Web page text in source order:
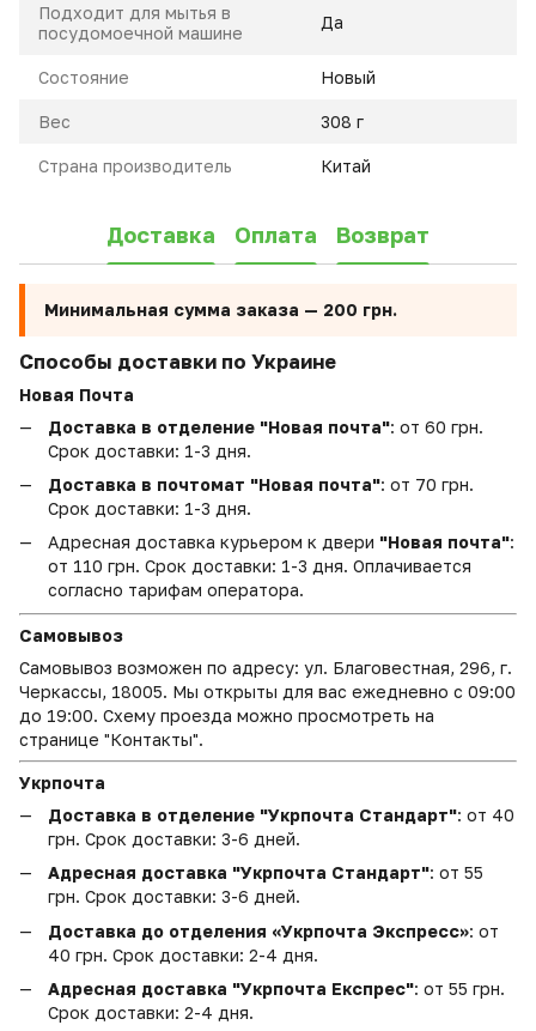
Подходит для мытья в
посудомоечной машине
Да
Состояние Новый
Вес 308 г
Страна производитель Китай
Доставка Оплата Возврат
Минимальная сумма заказа — 200 грн.
Способы доставки по Украине
Новая Почта
Доставка в отделение "Новая почта": от 60 грн.
Срок доставки: 1-3 дня.
Доставка в почтомат "Новая почта": от 70 грн.
Срок доставки: 1-3 дня.
Адресная доставка курьером к двери "Новая почта":
от 110 грн. Срок доставки: 1-3 дня. Оплачивается
согласно тарифам оператора.
Самовывоз
Самовывоз возможен по адресу: ул. Благовестная, 296, г.
Черкассы, 18005. Мы открыты для вас ежедневно с 09:00
до 19:00. Схему проезда можно просмотреть на
странице "Контакты".
Укрпочта
Доставка в отделение "Укрпочта Стандарт": от 40
грн. Срок доставки: 3-6 дней.
Адресная доставка "Укрпочта Стандарт": от 55
грн. Срок доставки: 3-6 дней.
Доставка до отделения «Укрпочта Экспресс»: от
40 грн. Срок доставки: 2-4 дня.
Адресная доставка "Укрпочта Експрес": от 55 грн.
Срок доставки: 2-4 дня.